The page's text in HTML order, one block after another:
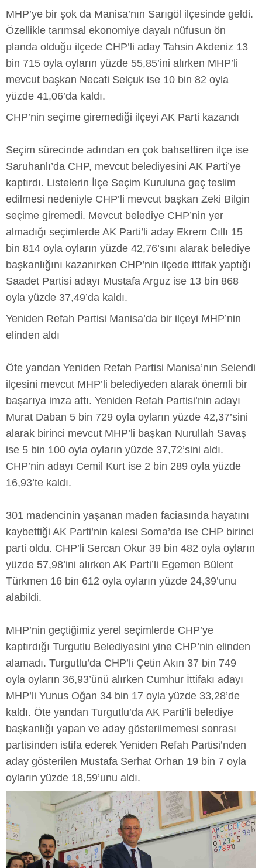
MHP’ye bir şok da Manisa’nın Sarıgöl ilçesinde geldi.
Özellikle tarımsal ekonomiye dayalı nüfusun ön
planda olduğu ilçede CHP’li aday Tahsin Akdeniz 13
bin 715 oyla oyların yüzde 55,85’ini alırken MHP’li
mevcut başkan Necati Selçuk ise 10 bin 82 oyla
yüzde 41,06’da kaldı.
CHP’nin seçime giremediği ilçeyi AK Parti kazandı
Seçim sürecinde adından en çok bahsettiren ilçe ise
Saruhanlı’da CHP, mevcut belediyesini AK Parti’ye
kaptırdı. Listelerin İlçe Seçim Kuruluna geç teslim
edilmesi nedeniyle CHP’li mevcut başkan Zeki Bilgin
seçime giremedi. Mevcut belediye CHP’nin yer
almadığı seçimlerde AK Parti’li aday Ekrem Cıllı 15
bin 814 oyla oyların yüzde 42,76’sını alarak belediye
başkanlığını kazanırken CHP’nin ilçede ittifak yaptığı
Saadet Partisi adayı Mustafa Arguz ise 13 bin 868
oyla yüzde 37,49’da kaldı.
Yeniden Refah Partisi Manisa’da bir ilçeyi MHP’nin
elinden aldı
Öte yandan Yeniden Refah Partisi Manisa’nın Selendi
ilçesini mevcut MHP’li belediyeden alarak önemli bir
başarıya imza attı. Yeniden Refah Partisi’nin adayı
Murat Daban 5 bin 729 oyla oyların yüzde 42,37’sini
alarak birinci mevcut MHP’li başkan Nurullah Savaş
ise 5 bin 100 oyla oyların yüzde 37,72’sini aldı.
CHP’nin adayı Cemil Kurt ise 2 bin 289 oyla yüzde
16,93’te kaldı.
301 madencinin yaşanan maden faciasında hayatını
kaybettiği AK Parti’nin kalesi Soma’da ise CHP birinci
parti oldu. CHP’li Sercan Okur 39 bin 482 oyla oyların
yüzde 57,98’ini alırken AK Parti’li Egemen Bülent
Türkmen 16 bin 612 oyla oyların yüzde 24,39’unu
alabildi.
MHP’nin geçtiğimiz yerel seçimlerde CHP’ye
kaptırdığı Turgutlu Belediyesini yine CHP’nin elinden
alamadı. Turgutlu’da CHP’li Çetin Akın 37 bin 749
oyla oyların 36,93’ünü alırken Cumhur İttifakı adayı
MHP’li Yunus Oğan 34 bin 17 oyla yüzde 33,28’de
kaldı. Öte yandan Turgutlu’da AK Parti’li belediye
başkanlığı yapan ve aday gösterilmemesi sonrası
partisinden istifa ederek Yeniden Refah Partisi’nden
aday gösterilen Mustafa Serhat Orhan 19 bin 7 oyla
oyların yüzde 18,59’unu aldı.